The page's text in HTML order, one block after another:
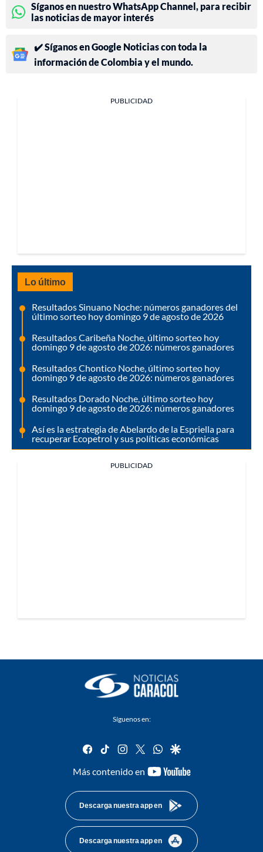
Síganos en nuestro WhatsApp Channel, para recibir
las noticias de mayor interés
✔️ Síganos en Google Noticias con toda la
información de Colombia y el mundo.
PUBLICIDAD
Lo último
Resultados Sinuano Noche: números ganadores del
último sorteo hoy domingo 9 de agosto de 2026
Resultados Caribeña Noche, último sorteo hoy
domingo 9 de agosto de 2026: números ganadores
Resultados Chontico Noche, último sorteo hoy
domingo 9 de agosto de 2026: números ganadores
Resultados Dorado Noche, último sorteo hoy
domingo 9 de agosto de 2026: números ganadores
Así es la estrategia de Abelardo de la Espriella para
recuperar Ecopetrol y sus políticas económicas
PUBLICIDAD
Síguenos en:
facebook
tiktok instagram
twitterwhatsapp
google
Más contenido en
youtube-
Descarga nuestra app en
Descarga nuestra app en